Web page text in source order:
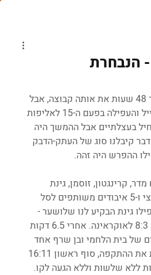
הנבחרת
לא קל לנצח פעמיים תוך 48 שעות את אותה קבוצה, אבל
ישראל עשתה זאת בסטייל והעפילה בפעם ה-15 לאליפות
בעצלתיים אבל ההמשך היה
קיבלנו סוג של העתק-הדבק
ההפרש היה זהה.
קרינגטון, זוסמן, גינת
וסורקין. זה לקח דקה וחצי ו-5 איבודים משותפים לסל
גינת הבקיע לנו שלושער -
2:3 ישראל. אמצע הרבע 8:3 לאוקראינה. אחרי 6.5 דקות
שני. 3 חילופים של בית הלחמי ובן שרף אחד
ללא שלשות וללא הגעה לקו.